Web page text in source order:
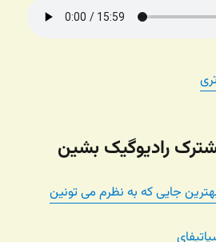
رادیوگیک بشین
جایی که به نظرم می تونین